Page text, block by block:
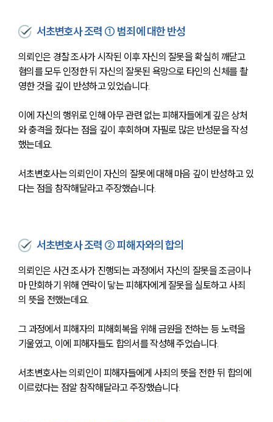
서초변호사 조력 ① 범죄에 대한 반성
의뢰인은 경찰 조사가 시작된 이후 자신의 잘못을 확실히 깨닫고
혐의를 모두 인정한 뒤 자신의 잘못된 욕망으로 타인의 신체를 촬
영한 것을 깊이 반성하고 있었습니다.
이에 자신의 행위로 인해 아무 관련 없는 피해자들에게 깊은 상처
와 충격을 줬다는 점을 깊이 후회하며 자필로 많은 반성문을 작성
했는데요.
서초변호사는 의뢰인이 자신의 잘못에 대해 마음 깊이 반성하고 있
다는 점을 참작해달라고 주장했습니다.
서초변호사 조력 ② 피해자와의 합의
의뢰인은 사건 조사가 진행되는 과정에서 자신의 잘못을 조금이나
마 만회하기 위해 연락이 닿는 피해자에게 잘못을 실토하고 사죄
의 뜻을 전했는데요.
그 과정에서 피해자의 피해회복을 위해 금원을 전하는 등 노력을
기울였고, 이에 피해자들도 합의서를 작성해 주었습니다.
서초변호사는 의뢰인이 피해자들에게 사죄의 뜻을 전한 뒤 합의에
이르렀다는 점알 참작해달라고 주장했습니다.